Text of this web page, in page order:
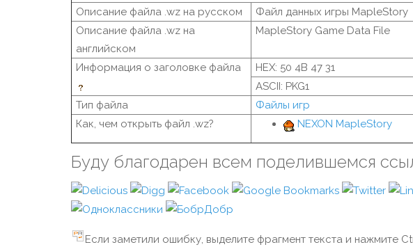
Описание файла .wz на русском
Файл данных игры MapleStory
Описание файла .wz на
английском
MapleStory Game Data File
Информация о заголовке файла
HEX: 50 4B 47 31
ASCII: PKG1
Тип файла
Файлы игр
Как, чем открыть файл .wz?
NEXON MapleStory
Буду благодарен всем поделившемся
Если заметили ошибку, выделите фрагмент текста и нажмите